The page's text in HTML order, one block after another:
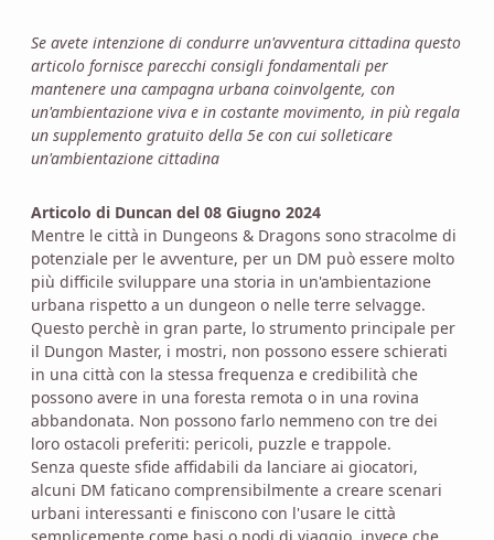
Se avete intenzione di condurre un'avventura cittadina questo
articolo fornisce parecchi consigli fondamentali per
mantenere una campagna urbana coinvolgente, con
un'ambientazione viva e in costante movimento, in più regala
un supplemento gratuito della 5e con cui solleticare
un'ambientazione cittadina
Articolo di Duncan del 08 Giugno 2024
Mentre le città in Dungeons & Dragons sono stracolme di
potenziale per le avventure, per un DM può essere molto
più difficile sviluppare una storia in un'ambientazione
urbana rispetto a un dungeon o nelle terre selvagge.
Questo perchè in gran parte, lo strumento principale per
il Dungon Master, i mostri, non possono essere schierati
in una città con la stessa frequenza e credibilità che
possono avere in una foresta remota o in una rovina
abbandonata. Non possono farlo nemmeno con tre dei
loro ostacoli preferiti: pericoli, puzzle e trappole.
Senza queste sfide affidabili da lanciare ai giocatori,
alcuni DM faticano comprensibilmente a creare scenari
urbani interessanti e finiscono con l'usare le città